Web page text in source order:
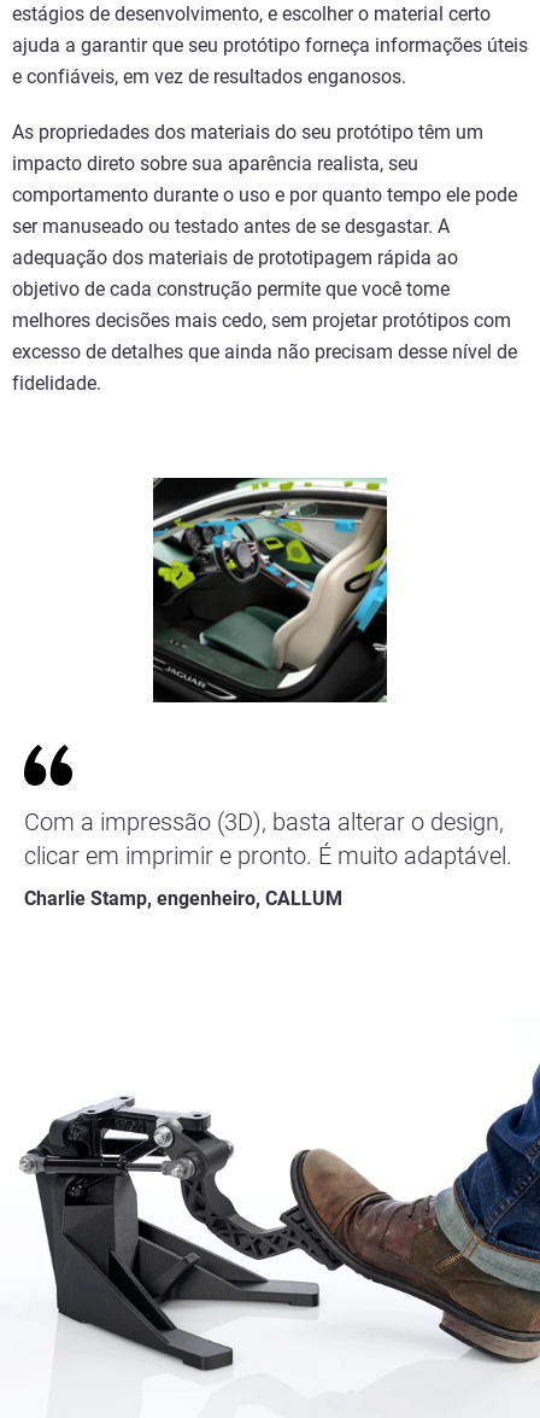
estágios de desenvolvimento, e escolher o material certo
ajuda a garantir que seu protótipo forneça informações úteis
e confiáveis, em vez de resultados enganosos.
As propriedades dos materiais do seu protótipo têm um
impacto direto sobre sua aparência realista, seu
comportamento durante o uso e por quanto tempo ele pode
ser manuseado ou testado antes de se desgastar. A
adequação dos materiais de prototipagem rápida ao
objetivo de cada construção permite que você tome
melhores decisões mais cedo, sem projetar protótipos com
excesso de detalhes que ainda não precisam desse nível de
fidelidade.
Com a impressão (3D), basta alterar o design,
clicar em imprimir e pronto. É muito adaptável.
Charlie Stamp, engenheiro, CALLUM